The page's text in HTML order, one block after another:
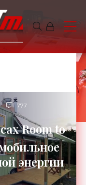
777
Room to
энергии